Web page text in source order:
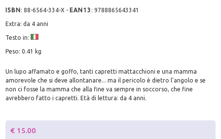
ISBN:88-6564-334-X - EAN13 :9788865643341
Extra: da 4 anni
Testo in:
Peso: 0.41 kg
Un lupo affamato e goffo, tanti capretti mattacchioni e una mamma
amorevole che si deve allontanare... ma il pericolo è dietro l'angolo e se
non ci fosse la mamma che alla fine va sempre in soccorso, che fine
avrebbero fatto i capretti. Età di lettura: da 4 anni.
€ 15.00